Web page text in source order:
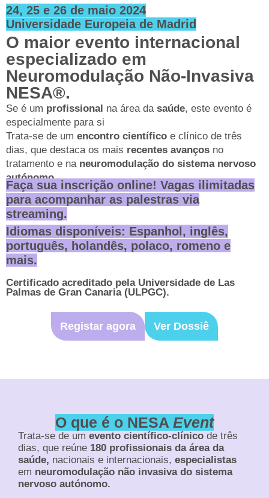
24, 25 e 26 de maio 2024
Universidade Europeia de Madrid
O maior evento internacional
especializado em
Neuromodulação Não-Invasiva
NESA®.
Se é um profissional na área da saúde, este evento é
especialmente para si
Trata-se de um encontro científico e clínico de três
dias, que destaca os mais recentes avanços no
tratamento e na neuromodulação do sistema nervoso
autónomo.
Faça sua inscrição online! Vagas ilimitadas
para acompanhar as palestras via
streaming.
Idiomas disponíveis: Espanhol, inglês,
português, holandês, polaco, romeno e
mais.
Certificado acreditado pela Universidade de Las
Palmas de Gran Canaria (ULPGC).
Registar agora Ver Dossiê
O que é o NESA Event
Trata-se de um evento científico-clínico de três
dias, que reúne 180 profissionais da área da
saúde, nacionais e internacionais, especialistas
em neuromodulação não invasiva do sistema
nervoso autónomo.